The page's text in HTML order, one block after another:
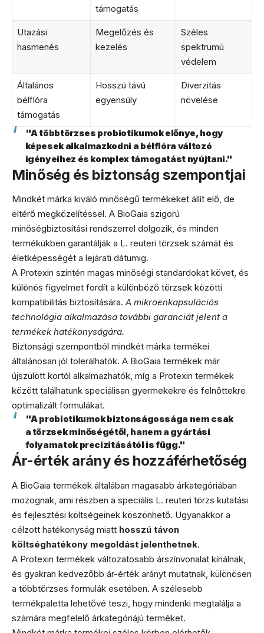
támogatás
Utazási
hasmenés
Megelőzés és
kezelés
Széles
spektrumú
védelem
Általános
bélflóra
támogatás
Hosszú távú
egyensúly
Diverzitás
növelése
"A többtörzses probiotikumok előnye, hogy
képesek alkalmazkodni a bélflóra változó
igényeihez és komplex támogatást nyújtani."
Minőség és biztonság szempontjai
Mindkét márka kiváló minőségű termékeket állít elő, de
eltérő megközelítéssel. A BioGaia szigorú
minőségbiztosítási rendszerrel dolgozik, és minden
termékükben garantálják a L. reuteri törzsek számát és
életképességét a lejárati dátumig.
A Protexin szintén magas minőségi standardokat követ, és
különös figyelmet fordít a különböző törzsek közötti
kompatibilitás biztosítására. A mikroenkapsulációs
technológia alkalmazása további garanciát jelent a
termékek hatékonyságára.
Biztonsági szempontból mindkét márka termékei
általánosan jól tolerálhatók. A BioGaia termékek már
újszülött kortól alkalmazhatók, míg a Protexin termékek
között találhatunk speciálisan gyermekekre és felnőttekre
optimalizált formulákat.
"A probiotikumok biztonságossága nem csak
a törzsek minőségétől, hanem a gyártási
folyamatok precizitásától is függ."
Ár-érték arány és hozzáférhetőség
A BioGaia termékek általában magasabb árkategóriában
mozognak, ami részben a speciális L. reuteri törzs kutatási
és fejlesztési költségeinek köszönhető. Ugyanakkor a
célzott hatékonyság miatt hosszú távon
költséghatékony megoldást jelenthetnek.
A Protexin termékek változatosabb árszínvonalat kínálnak,
és gyakran kedvezőbb ár-érték arányt mutatnak, különösen
a többtörzses formulák esetében. A szélesebb
termékpaletta lehetővé teszi, hogy mindenki megtalálja a
számára megfelelő árkategóriájú terméket.